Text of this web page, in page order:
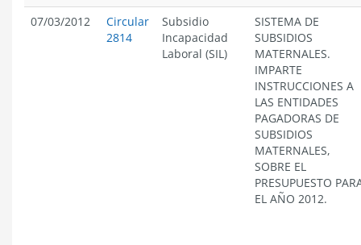
07/03/2012
Circular
2814
Subsidio
Incapacidad
Laboral (SIL)
SISTEMA DE
SUBSIDIOS
MATERNALES.
IMPARTE
INSTRUCCIONES A
LAS ENTIDADES
PAGADORAS DE
SUBSIDIOS
MATERNALES,
SOBRE EL
PRESUPUESTO
EL AÑO 2012.